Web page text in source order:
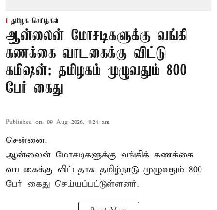
தமிழக செய்திகள்
ஆன்லைன் மோசடிகளுக்கு வங்கி
கணக்கை வாடகைக்கு விட்டு
கமிஷன்: தமிழகம் முழுவதும் 800
பேர் கைது
Published on: 09 Aug 2026, 8:24 am
சென்னை,
ஆன்லைன் மோசடிகளுக்கு வங்கிக் கணக்கை
வாடகைக்கு விட்டதாக தமிழ்நாடு முழுவதும் 800
பேர் கைது செய்யப்பட்டுள்ளனர்.